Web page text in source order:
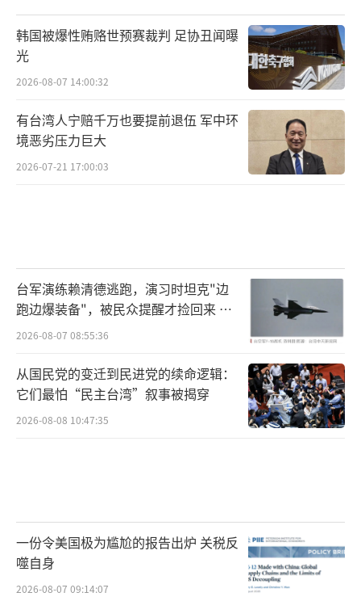
韩国被爆性贿赂世预赛裁判 足协丑闻曝
光
2026-08-07 14:00:32
有台湾人宁赔千万也要提前退伍 军中环
境恶劣压力巨大
2026-07-21 17:00:03
台军演练赖清德逃跑，演习时坦克"边
跑边爆装备"，被民众提醒才捡回来 演
习状况频出引发关注
2026-08-07 08:55:36
从国民党的变迁到民进党的续命逻辑：
它们最怕“民主台湾”叙事被揭穿
2026-08-08 10:47:35
一份令美国极为尴尬的报告出炉 关税反
噬自身
2026-08-07 09:14:07